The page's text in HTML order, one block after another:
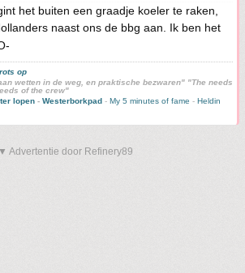
het buiten een graadje koeler te raken,
naast ons de bbg aan. Ik ben het
op
wetten in de weg, en praktische bezwaren" "The needs
of the crew"
lopen - Westerborkpad - My 5 minutes of fame - Heldin
▼ Advertentie door Refinery89